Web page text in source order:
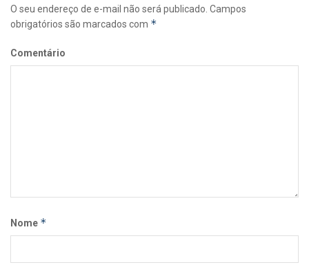
O seu endereço de e-mail não será publicado. Campos
obrigatórios são marcados com *
Comentário
Nome *